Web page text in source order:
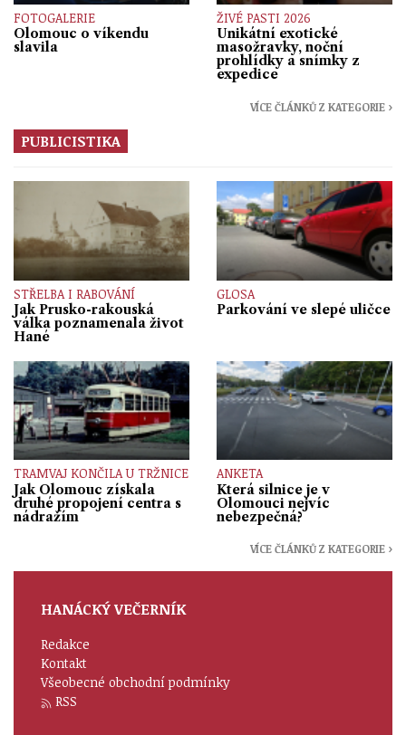
FOTOGALERIE
Olomouc o víkendu
slavila
ŽIVÉ PASTI 2026
Unikátní exotické
masožravky, noční
prohlídky a snímky z
expedice
VÍCE ČLÁNKŮ Z KATEGORIE ›
PUBLICISTIKA
STŘELBA I RABOVÁNÍ
Jak Prusko-rakouská
válka poznamenala život
Hané
GLOSA
Parkování ve slepé uličce
TRAMVAJ KONČILA U TRŽNICE
Jak Olomouc získala
druhé propojení centra s
nádražím
ANKETA
Která silnice je v
Olomouci nejvíc
nebezpečná?
VÍCE ČLÁNKŮ Z KATEGORIE ›
HANÁCKÝ VEČERNÍK
Redakce
Kontakt
Všeobecné obchodní podmínky
RSS